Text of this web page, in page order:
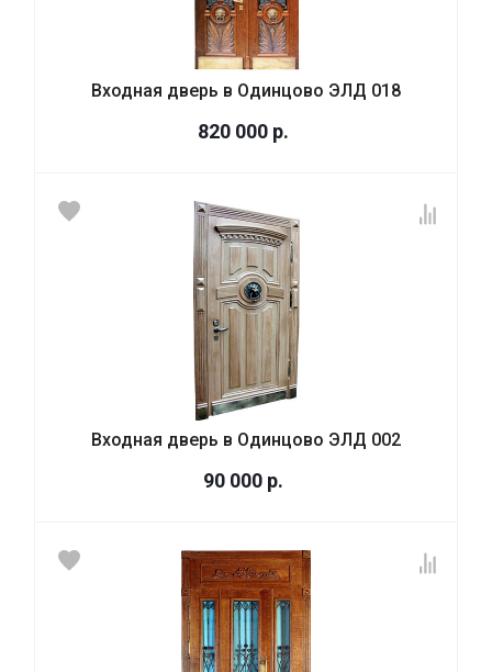
Входная дверь в Одинцово ЭЛД 018
820 000 р.
Входная дверь в Одинцово ЭЛД 002
90 000 р.